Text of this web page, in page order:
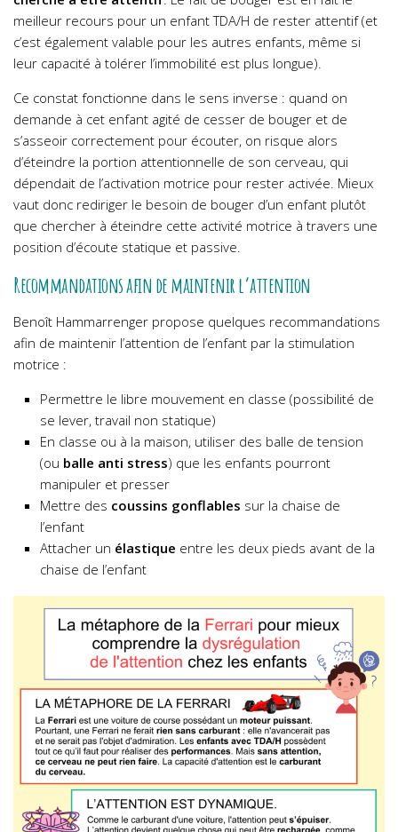
meilleur recours pour un enfant TDA/H de rester attentif (et
c’est également valable pour les autres enfants, même si
leur capacité à tolérer l’immobilité est plus longue).
Ce constat fonctionne dans le sens inverse : quand on
demande à cet enfant agité de cesser de bouger et de
s’asseoir correctement pour écouter, on risque alors
d’éteindre la portion attentionnelle de son cerveau, qui
dépendait de l’activation motrice pour rester activée. Mieux
vaut donc rediriger le besoin de bouger d’un enfant plutôt
que chercher à éteindre cette activité motrice à travers une
position d’écoute statique et passive.
Recommandations afin de maintenir l’attention
Benoît Hammarrenger propose quelques recommandations
afin de maintenir l’attention de l’enfant par la stimulation
motrice :
Permettre le libre mouvement en classe (possibilité de
se lever, travail non statique)
En classe ou à la maison, utiliser des balle de tension
(ou balle anti stress) que les enfants pourront
manipuler et presser
Mettre des coussins gonflables sur la chaise de
l’enfant
Attacher un élastique entre les deux pieds avant de la
chaise de l’enfant